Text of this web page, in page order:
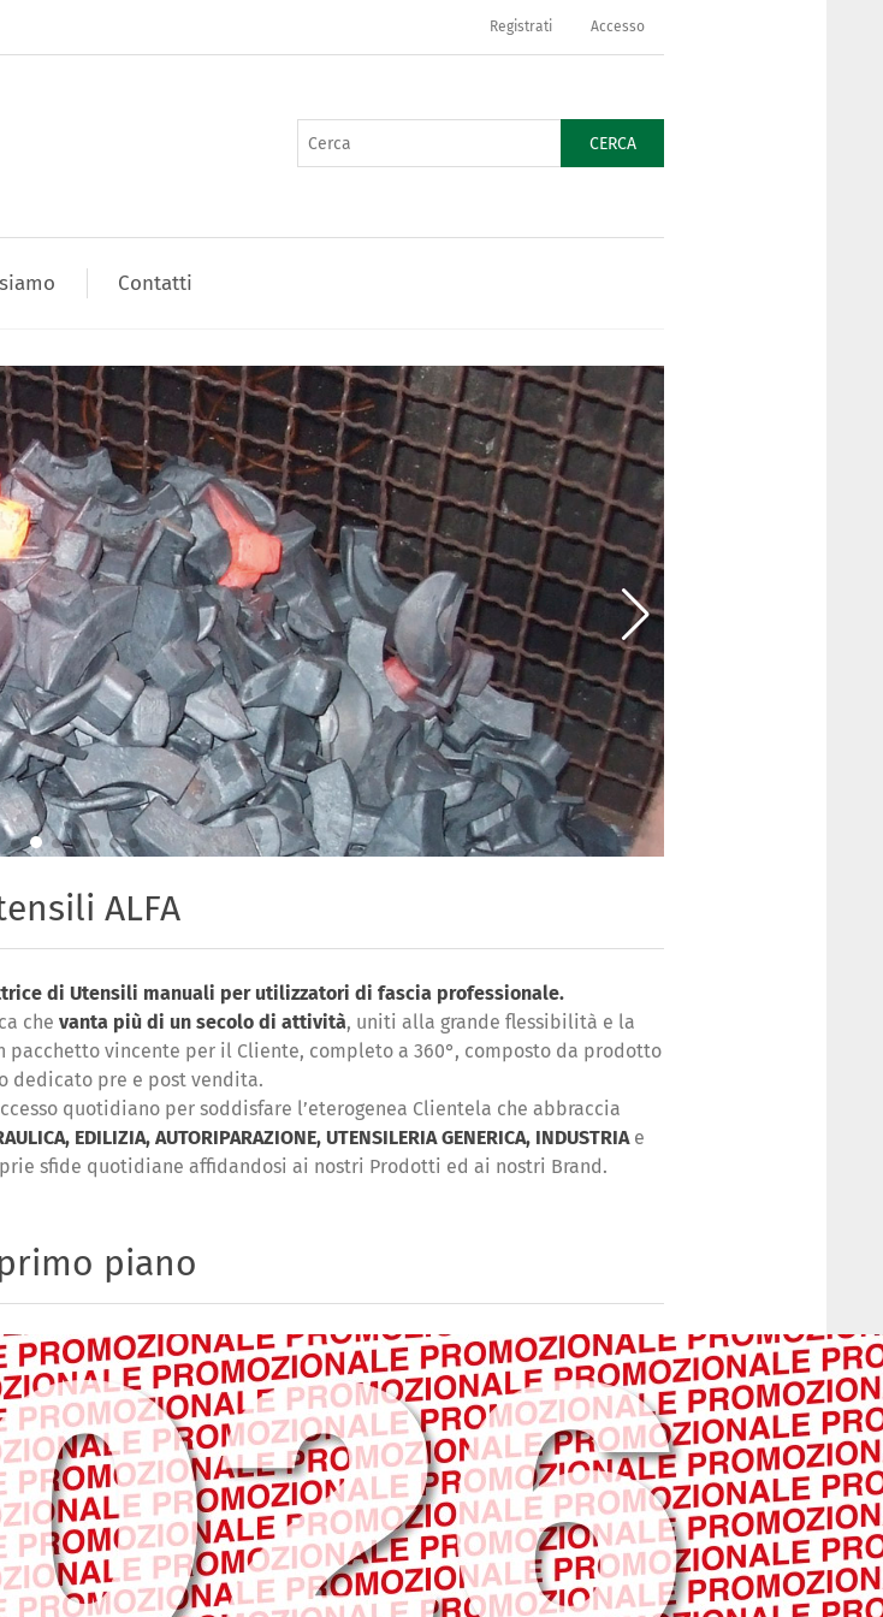
Registrati Accesso
CERCA
Contatti
ALFA
di Utensili manuali per utilizzatori di fascia professionale.
che vanta più di un secolo di attività, uniti alla grande flessibilità e la
pacchetto vincente per il Cliente, completo a 360°, composto da prodotto
dedicato pre e post vendita.
quotidiano per soddisfare l’eterogenea Clientela che abbraccia
EDILIZIA, AUTORIPARAZIONE, UTENSILERIA GENERICA, INDUSTRIAe
sfide quotidiane affidandosi ai nostri Prodotti ed ai nostri Brand.
piano